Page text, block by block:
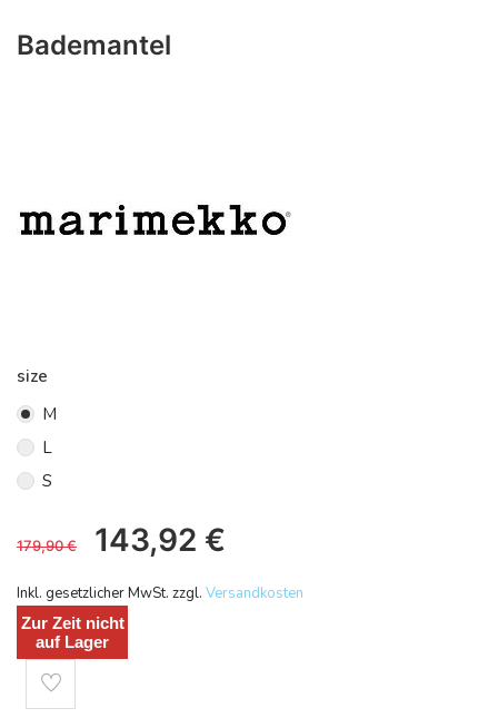
Bademantel
size
M
L
S
179,90€ 143,92 €
Inkl. gesetzlicher MwSt. zzgl. Versandkosten
Zur Zeit nicht
auf Lager